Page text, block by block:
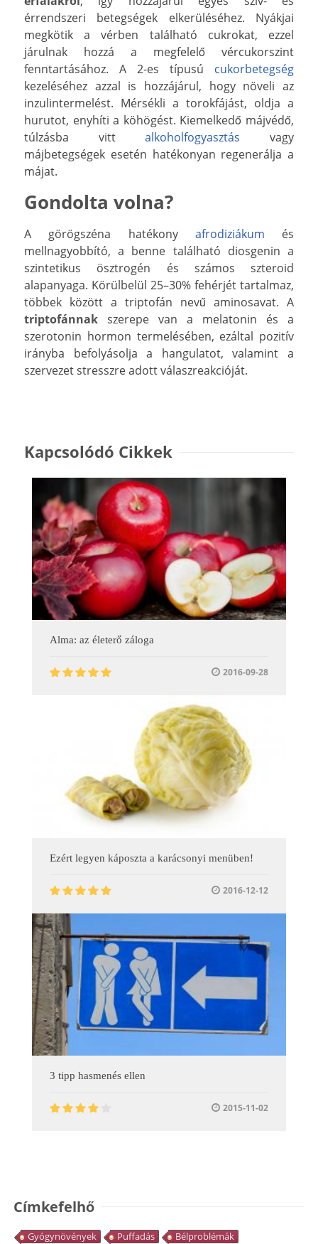
érrendszeri betegségek elkerüléséhez. Nyákjai
megkötik a vérben található cukrokat, ezzel
járulnak hozzá a megfelelő vércukorszint
fenntartásához. A 2-es típusú cukorbetegség
kezeléséhez azzal is hozzájárul, hogy növeli az
inzulintermelést. Mérsékli a torokfájást, oldja a
hurutot, enyhíti a köhögést. Kiemelkedő májvédő,
túlzásba vittalkoholfogyasztás vagy
májbetegségek esetén hatékonyan regenerálja a
májat.
Gondolta volna?
A görögszéna hatékony afrodiziákum és
mellnagyobbító, a benne található diosgenin a
szintetikus ösztrogén és számos szteroid
alapanyaga. Körülbelül 25–30% fehérjét tartalmaz,
többek között a triptofán nevű aminosavat. A
triptofánnak szerepe van a melatonin és a
szerotonin hormon termelésében, ezáltal pozitív
irányba befolyásolja a hangulatot, valamint a
szervezet stresszre adott válaszreakcióját.
Kapcsolódó Cikkek
Alma: az életerő záloga
2016-09-28
Ezért legyen káposzta a karácsonyi menüben!
2016-12-12
3 tipp hasmenés ellen
2015-11-02
Címkefelhő
Gyógynövények Puffadás Bélproblémák